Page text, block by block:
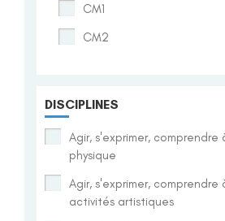
CM1
CM2
DISCIPLINES
Agir, s'exprimer,
physique
Agir, s'exprimer, comprendre
activités artistiques